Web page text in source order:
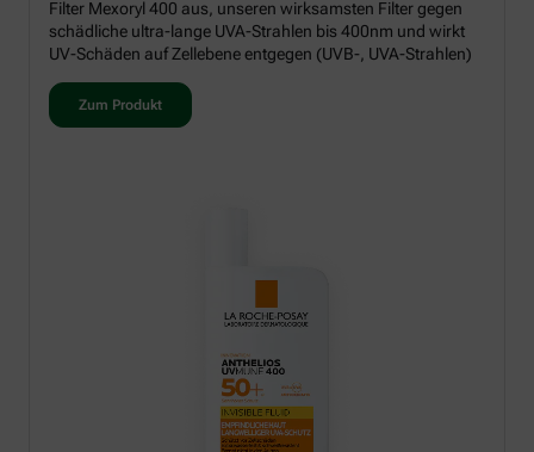
Filter Mexoryl 400 aus, unseren wirksamsten Filter gegen
schädliche ultra-lange UVA-Strahlen bis 400nm und wirkt
UV-Schäden auf Zellebene entgegen (UVB-, UVA-Strahlen)
Zum Produkt